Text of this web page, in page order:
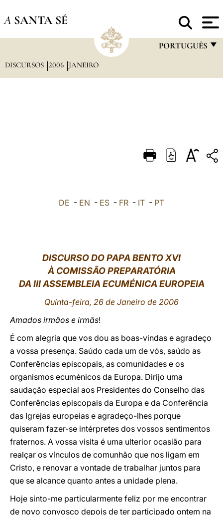
A SANTA SÉ
PORTUGUÊS
DEUTSCH
العربيّة
DISCURSOS 2006 JANEIRO
DE - EN - ES - FR - IT - PT
DISCURSO DO PAPA BENTO XVI
À COMISSÃO PREPARATÓRIA
DA III ASSEMBLEIA ECUMÉNICA EUROPEIA
Quinta-feira, 26 de Janeiro de 2006
Amados irmãos e irmãs!
É com alegria que vos dou as boas-vindas e agradeço
a vossa presença. Saúdo cada um de vós, saúdo as
Conferências episcopais, as comunidades e os
organismos ecuménicos da Europa. Dirijo uma
saudação especial aos Presidentes do Conselho das
Conferências episcopais da Europa e da Conferência
das Igrejas europeias e agradeço-lhes porque
quiseram fazer-se intérpretes dos vossos sentimentos
fraternos. A vossa visita é uma ulterior ocasião para
realçar os vínculos de comunhão que nos ligam em
Cristo, e renovar a vontade de trabalhar juntos para
que se alcance quanto antes a unidade plena.
Hoje sinto-me particularmente feliz por me encontrar
de novo convosco depois de ter participado ontem na